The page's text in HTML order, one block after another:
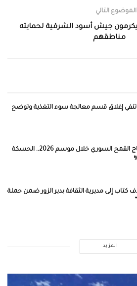
الموضوع التالي
يكرمون جيش أسود الشرقية لحمايته
مناطقهم
إغلاق قسم معالجة سوء التغذية وتوضح
قفزة في إنتاج القمح السوري خلال موسم 2026.. الحسكة
4 آلاف كتاب إلى مديرية الثقافة بدير الزور ضمن حملة
المزيد